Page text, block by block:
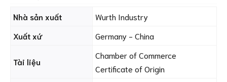
Nhà sản xuất
Wurth Industry
Xuất xứ
Germany - China
Tài liệu
Chamber of Commerce
Certificate of Origin